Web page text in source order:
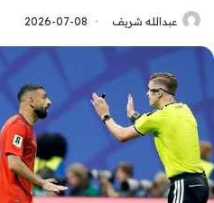
عبدالله شريف 2026-07-08